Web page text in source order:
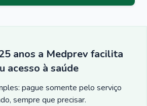
anos a Medprev facilita
acesso à saúde
pague somente pelo serviço
sempre que precisar.